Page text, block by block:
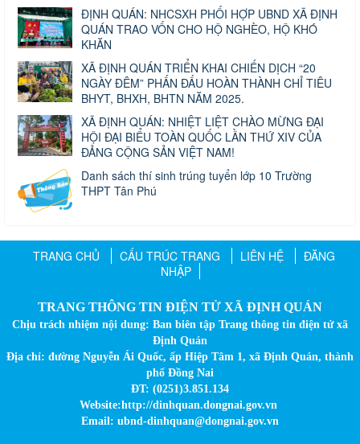
ĐỊNH QUÁN: NHCSXH PHỐI HỢP UBND XÃ ĐỊNH
QUÁN TRAO VỐN CHO HỘ NGHÈO, HỘ KHÓ
KHĂN
XÃ ĐỊNH QUÁN TRIỂN KHAI CHIẾN DỊCH “20
NGÀY ĐÊM” PHẤN ĐẤU HOÀN THÀNH CHỈ TIÊU
BHYT, BHXH, BHTN NĂM 2025.
XÃ ĐỊNH QUÁN: NHIỆT LIỆT CHÀO MỪNG ĐẠI
HỘI ĐẠI BIỂU TOÀN QUỐC LẦN THỨ XIV CỦA
ĐẢNG CỘNG SẢN VIỆT NAM!
Danh sách thí sinh trúng tuyển lớp 10 Trường
THPT Tân Phú
TRANG CHỦ CẤU TRÚC TRANG LIÊN HỆ
ĐĂNG
NHẬP
TRANG THÔNG TIN ĐIỆN TỬ XÃ ĐỊNH QUÁN
Chịu trách nhiệm nội dung: Ban biên tập Trang thông tin điện tử xã
Định Quán
Địa chỉ: đường Nguyễn Ái Quốc, ấp Hiệp Tâm 1, xã Định Quán, thành
phố Đồng Nai
ĐT: (0251)3.851.134
Website:http://dinhquan.dongnai.gov.vn
Email: ubnd-dinhquan@dongnai.gov.vn​